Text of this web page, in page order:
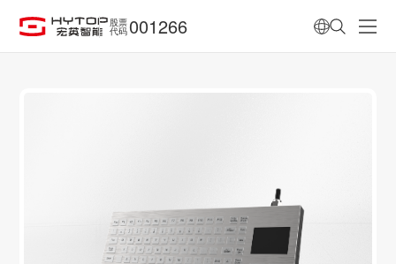
股票
代码 001266